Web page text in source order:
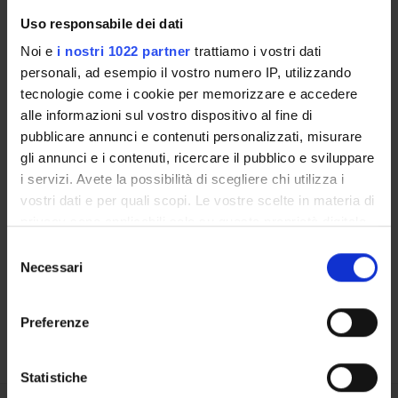
Uso responsabile dei dati
Noi e i nostri 1022 partner trattiamo i vostri dati
personali, ad esempio il vostro numero IP, utilizzando
tecnologie come i cookie per memorizzare e accedere
alle informazioni sul vostro dispositivo al fine di
pubblicare annunci e contenuti personalizzati, misurare
gli annunci e i contenuti, ricercare il pubblico e sviluppare
i servizi. Avete la possibilità di scegliere chi utilizza i
vostri dati e per quali scopi. Le vostre scelte in materia di
modificare o revocare il proprio consenso in qualsiasi
momento dalla Dichiarazione sui cookie o facendo clic
raccogliere informazioni sulla tua posizione
delNecessari
Preferenze
Statistiche
RESEARCH CENTRES
LIBRARIES
SPIN OFF AND COMPANIES
Contacts
People